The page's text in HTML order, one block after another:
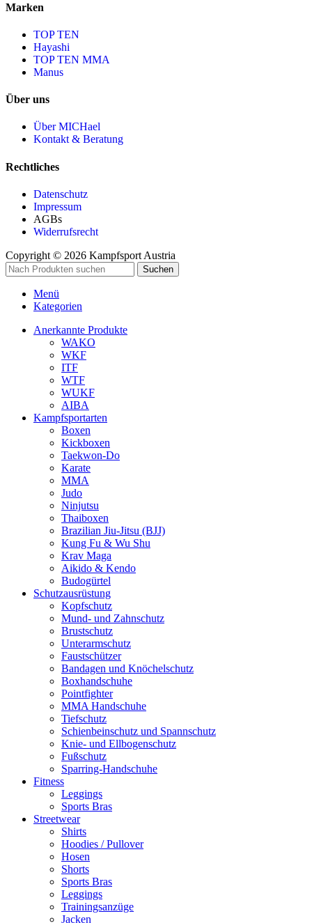
Marken
TOP TEN
Hayashi
TOP TEN MMA
Manus
Über uns
Über MICHael
Kontakt & Beratung
Rechtliches
Datenschutz
Impressum
AGBs
Widerrufsrecht
Copyright © 2026 Kampfsport Austria
Suchen
Menü
Kategorien
Anerkannte Produkte
WAKO
WKF
ITF
WTF
WUKF
AIBA
Kampfsportarten
Boxen
Kickboxen
Taekwon-Do
Karate
MMA
Judo
Ninjutsu
Thaiboxen
Brazilian Jiu-Jitsu (BJJ)
Kung Fu & Wu Shu
Krav Maga
Aikido & Kendo
Budogürtel
Schutzausrüstung
Kopfschutz
Mund- und Zahnschutz
Brustschutz
Unterarmschutz
Faustschützer
Bandagen und Knöchelschutz
Boxhandschuhe
Pointfighter
MMA Handschuhe
Tiefschutz
Schienbeinschutz und Spannschutz
Knie- und Ellbogenschutz
Fußschutz
Sparring-Handschuhe
Fitness
Leggings
Sports Bras
Streetwear
Shirts
Hoodies / Pullover
Hosen
Shorts
Sports Bras
Leggings
Trainingsanzüge
Jacken